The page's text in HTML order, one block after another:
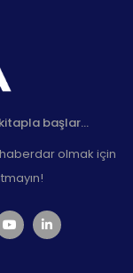
başlar...
olmak için